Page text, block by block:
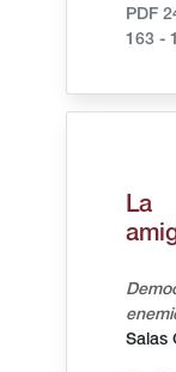
PDF
163 -
La
Salas